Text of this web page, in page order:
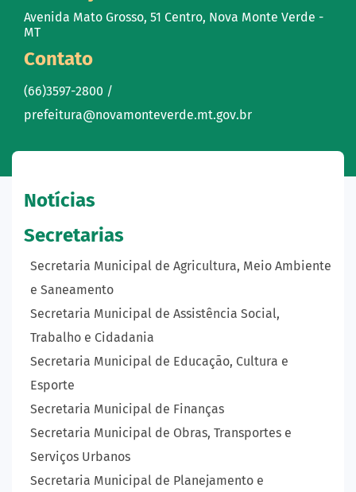
Avenida Mato Grosso, 51 Centro, Nova Monte Verde -
MT
Contato
(66)3597-2800 /
prefeitura@novamonteverde.mt.gov.br
Notícias
Secretarias
Secretaria Municipal de Agricultura, Meio Ambiente
e Saneamento
Secretaria Municipal de Assistência Social,
Trabalho e Cidadania
Secretaria Municipal de Educação, Cultura e
Esporte
Secretaria Municipal de Finanças
Secretaria Municipal de Obras, Transportes e
Serviços Urbanos
Secretaria Municipal de Planejamento e